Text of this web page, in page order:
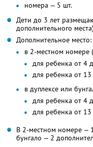
номера — 5 шт.
Дети до 3 лет
дополнительного места)
Дополнительное место:
в 2-местном номере
для ребенка от 4
для ребенка от
в дуплексе или
для ребенка от 4
для ребенка от
В 2-местном номере —
бунгало — 2